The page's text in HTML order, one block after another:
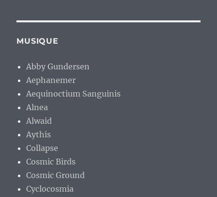
MUSIQUE
Abby Gundersen
Aephanemer
Aequinoctium Sanguinis
Alnea
Alwaid
Aythis
Collapse
Cosmic Birds
Cosmic Ground
Cyclocosmia